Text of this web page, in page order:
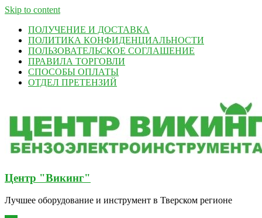
Skip to content
ПОЛУЧЕНИЕ И ДОСТАВКА
ПОЛИТИКА КОНФИДЕНЦИАЛЬНОСТИ
ПОЛЬЗОВАТЕЛЬСКОЕ СОГЛАШЕНИЕ
ПРАВИЛА ТОРГОВЛИ
СПОСОБЫ ОПЛАТЫ
ОТДЕЛ ПРЕТЕНЗИЙ
Центр "Викинг"
Лучшее оборудование и инструмент в Тверском регионе